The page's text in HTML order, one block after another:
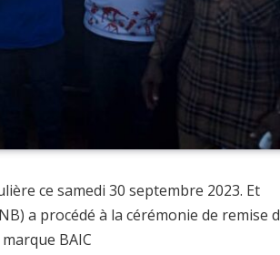
ce samedi 30 septembre 2023. Et
a procédé à la cérémonie de remise
BAIC